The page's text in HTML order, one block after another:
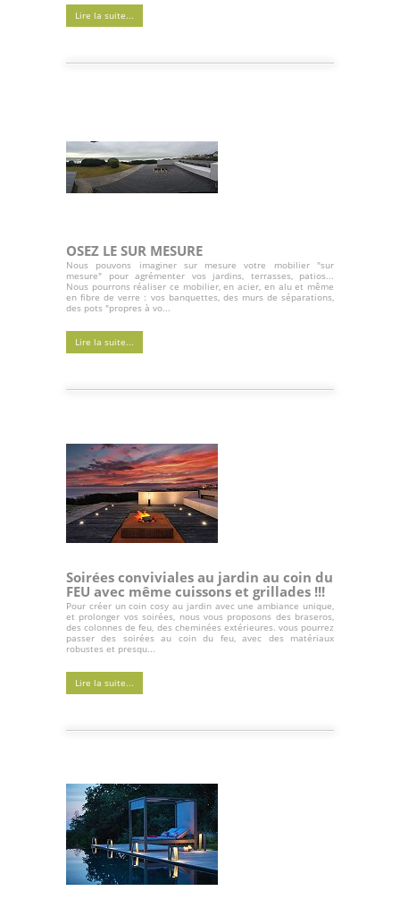
Lire la suite...
OSEZ LE SUR MESURE
Nous pouvons imaginer sur mesure votre mobilier "sur
mesure" pour agrémenter vos jardins, terrasses, patios...
Nous pourrons réaliser ce mobilier, en acier, en alu et même
en fibre de verre : vos banquettes, des murs de séparations,
des pots "propres à vo...
Lire la suite...
Soirées conviviales au jardin au coin du
FEU avec même cuissons et grillades !!!
Pour créer un coin cosy au jardin avec une ambiance unique,
et prolonger vos soirées, nous vous proposons des braseros,
des colonnes de feu, des cheminées extérieures. vous pourrez
passer des soirées au coin du feu, avec des matériaux
robustes et presqu...
Lire la suite...